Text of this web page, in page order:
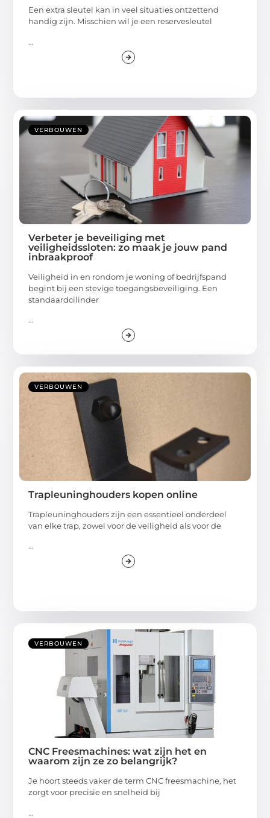
Een extra sleutel kan in veel situaties ontzettend
handig zijn. Misschien wil je een reservesleutel
...
VERBOUWEN
Verbeter je beveiliging met
veiligheidssloten: zo maak je jouw pand
inbraakproof
Veiligheid in en rondom je woning of bedrijfspand
begint bij een stevige toegangsbeveiliging. Een
standaardcilinder
...
VERBOUWEN
Trapleuninghouders kopen online
Trapleuninghouders zijn een essentieel onderdeel
van elke trap, zowel voor de veiligheid als voor de
...
VERBOUWEN
CNC Freesmachines: wat zijn het en
waarom zijn ze zo belangrijk?
Je hoort steeds vaker de term CNC freesmachine, het
zorgt voor precisie en snelheid bij
...